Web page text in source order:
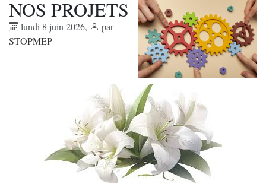
NOS PROJETS
lundi 8 juin 2026,
par
STOPMEP